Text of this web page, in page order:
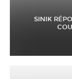
SINIK